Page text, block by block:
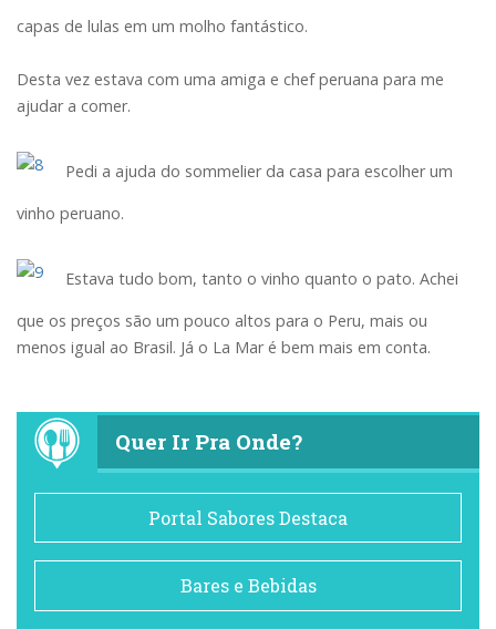
capas de lulas em um molho fantástico.
Desta vez estava com uma amiga e chef peruana para me
ajudar a comer.
Pedi a ajuda do sommelier da casa para escolher um
vinho peruano.
Estava tudo bom, tanto o vinho quanto o pato. Achei
que os preços são um pouco altos para o Peru, mais ou
menos igual ao Brasil. Já o La Mar é bem mais em conta.
Quer Ir Pra Onde?
Portal Sabores Destaca
Bares e Bebidas